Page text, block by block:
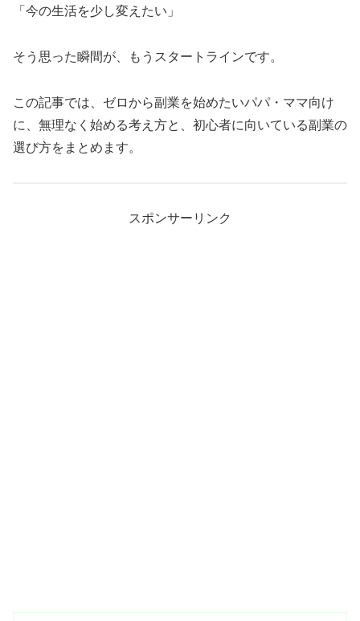
「今の生活を少し変えたい」
そう思った瞬間が、もうスタートラインです。
この記事では、ゼロから副業を始めたいパパ・ママ向け
に、無理なく始める考え方と、初心者に向いている副業の
選び方をまとめます。
スポンサーリンク